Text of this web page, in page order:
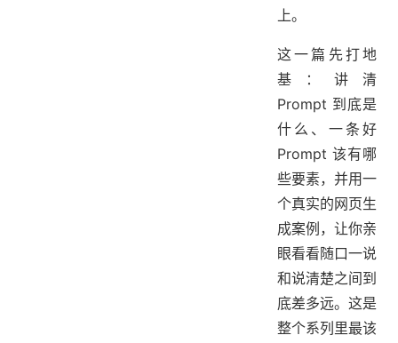
上。
这一篇先打地
基：讲清
Prompt 到底是
什么、一条好
Prompt 该有哪
些要素，并用一
个真实的网页生
成案例，让你亲
眼看看随口一说
和说清楚之间到
底差多远。这是
整个系列里最该